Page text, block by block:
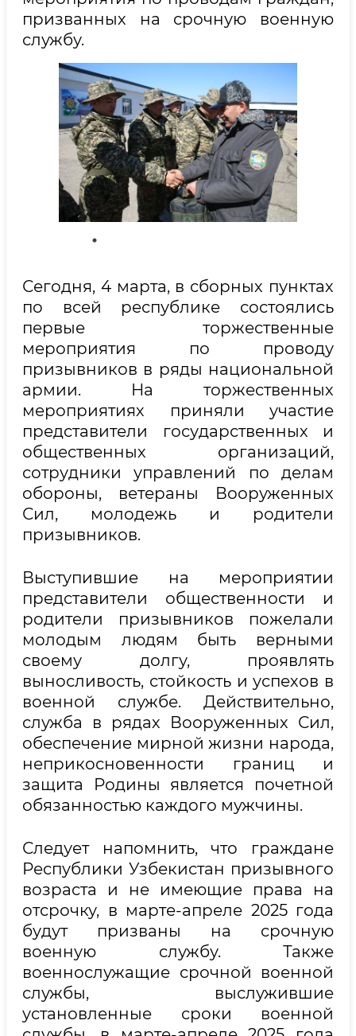
призванных на срочную военную
службу.
Сегодня, 4 марта, в сборных пунктах
по всей республике состоялись
первые торжественные
мероприятия по проводу
призывников в ряды национальной
армии. На торжественных
мероприятиях приняли участие
представители государственных и
общественных организаций,
сотрудники управлений по делам
обороны, ветераны Вооруженных
Сил, молодежь и родители
призывников.
Выступившие на мероприятии
представители общественности и
родители призывников пожелали
молодым людям быть верными
своему долгу, проявлять
выносливость, стойкость и успехов в
военной службе. Действительно,
служба в рядах Вооруженных Сил,
обеспечение мирной жизни народа,
неприкосновенности границ и
защита Родины является почетной
обязанностью каждого мужчины.
Следует напомнить, что граждане
Республики Узбекистан призывного
возраста и не имеющие права на
отсрочку, в марте-апреле 2025 года
будут призваны на срочную
военную службу. Также
военнослужащие срочной военной
службы, выслужившие
установленные сроки военной